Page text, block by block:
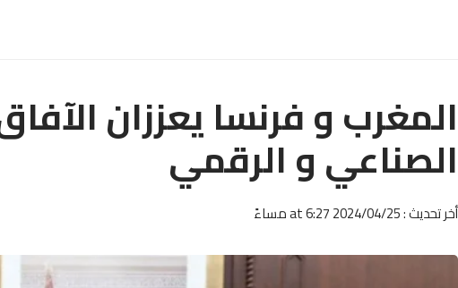
المغرب و فرنسا يعززان
الصناعي و الرقمي
أخر تحديث : 2024/04/25 at 6:27 مساءً